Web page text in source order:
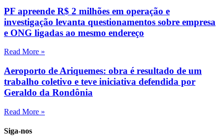
PF apreende R$ 2 milhões em operação e
investigação levanta questionamentos sobre empresa
e ONG ligadas ao mesmo endereço
Read More »
Aeroporto de Ariquemes: obra é resultado de um
trabalho coletivo e teve iniciativa defendida por
Geraldo da Rondônia
Read More »
Siga-nos